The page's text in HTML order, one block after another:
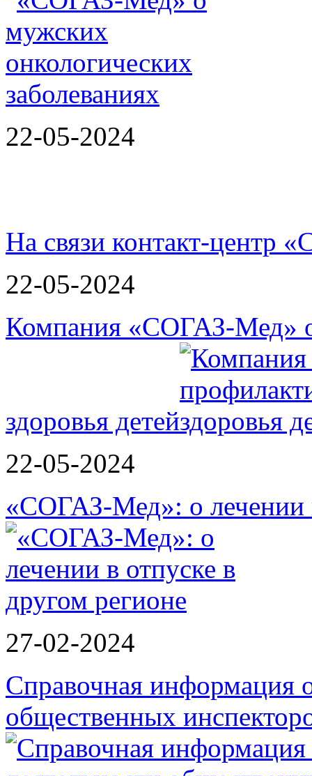
22-05-2024
На связи контакт-центр
22-05-2024
Компания «СОГАЗ-Мед»
здоровья детей
22-05-2024
«СОГАЗ-Мед»: о лечении
27-02-2024
Справочная информация
общественных